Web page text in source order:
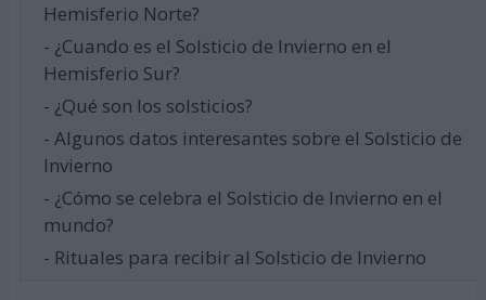
Hemisferio Norte?
- ¿Cuando es el Solsticio de Invierno en el
Hemisferio Sur?
- ¿Qué son los solsticios?
- Algunos datos interesantes sobre el Solsticio de
Invierno
- ¿Cómo se celebra el Solsticio de Invierno en el
mundo?
- Rituales para recibir al Solsticio de Invierno